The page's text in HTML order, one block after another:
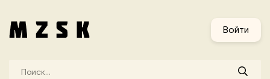
Войти
Узбекские песни Корейские песни